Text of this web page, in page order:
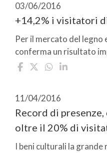
03/06/2016
+14,2% i visitatori
Per il mercato del legno
conferma un risultato
11/04/2016
Record di
oltre il 20% di
I beni culturali la grande